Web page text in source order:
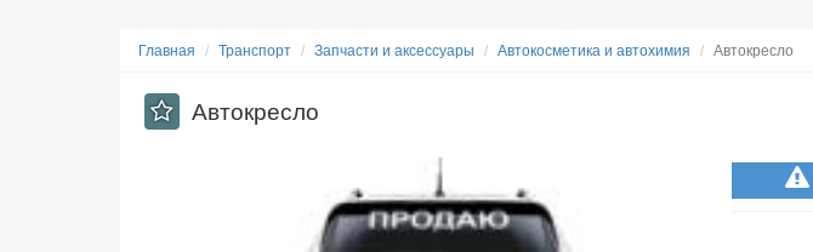
Главная Транспорт Запчасти и аксессуары Автокосметика и автохимия Автокресло
Автокресло